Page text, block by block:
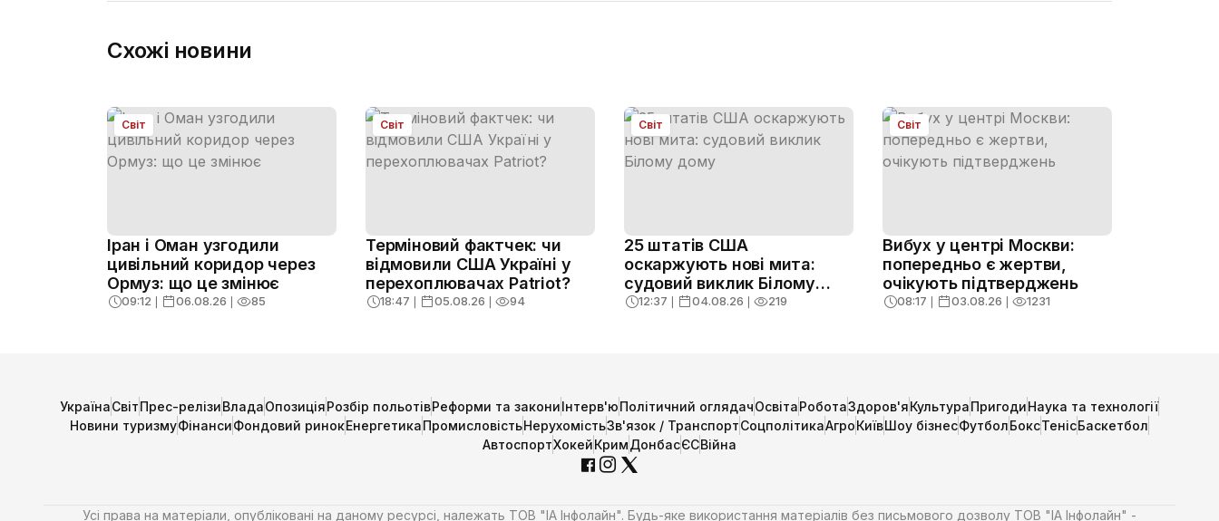
Схожі новини
Світ
Іран і Оман узгодили
цивільний коридор через
Ормуз: що це змінює
09:12 ❘ 06.08.26 ❘ 85
Світ
Терміновий фактчек: чи
відмовили США Україні у
перехоплювачах Patriot?
18:47 ❘ 05.08.26 ❘ 94
Світ
25 штатів США
оскаржують нові мита:
судовий виклик Білому
дому
12:37 ❘ 04.08.26 ❘ 219
Світ
Вибух у центрі Москви:
попередньо є жертви,
очікують підтверджень
08:17 ❘ 03.08.26 ❘ 1231
УкраїнаСвітПрес-релізиВладаОпозиціяРозбір польотівРеформи та закониІнтерв'юПолітичний оглядачОсвітаРоботаЗдоров'яКультураПригодиНаука та технології
Новини туризмуФінансиФондовий ринокЕнергетикаПромисловістьНерухомістьЗв'язок / ТранспортСоцполітикаАгроКиївШоу бізнесФутболБоксТенісБаскетбол
АвтоспортХокейКримДонбасЄСВійна
Усі права на матеріали, опубліковані на даному ресурсі, належать ТОВ "ІА Інфолайн". Будь-яке використання матеріалів без письмового дозволу ТОВ "ІА Інфолайн" -